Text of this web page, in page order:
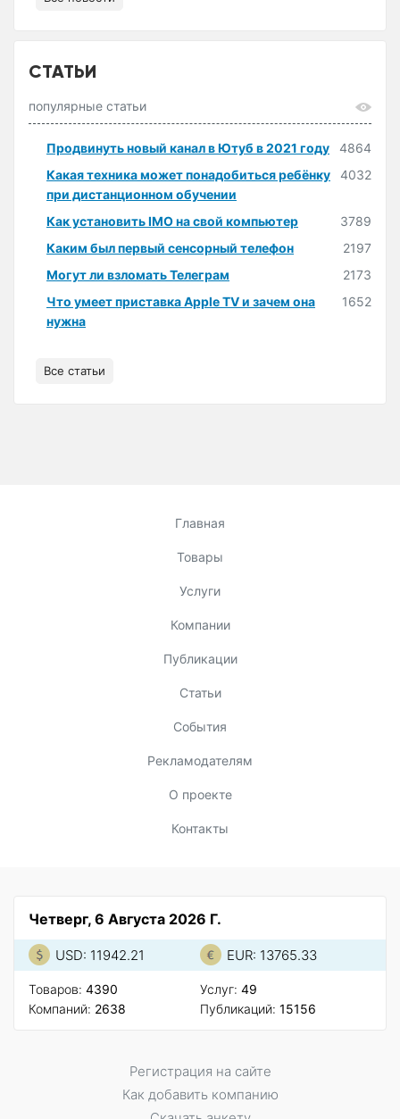
СТАТЬИ
популярные статьи
Продвинуть новый канал в Ютуб в 2021 году
4864
Какая техника может понадобиться ребёнку
при дистанционном обучении
4032
Как установить IMO на свой компьютер
3789
Каким был первый сенсорный телефон
2197
Могут ли взломать Телеграм
2173
Что умеет приставка Apple TV и зачем она
нужна
1652
Все статьи
Главная
Товары
Услуги
Компании
Публикации
Статьи
События
Рекламодателям
О проекте
Контакты
Четверг, 6 Августа 2026 Г.
USD: 11942.21 EUR: 13765.33
Товаров: 4390
Компаний: 2638
Услуг: 49
Публикаций: 15156
Регистрация на сайте
Как добавить компанию